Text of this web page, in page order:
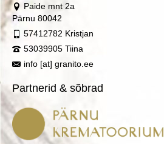
Paide mnt 2a
Pärnu 80042
57412782 Kristjan
53039905 Tiina
info [at] granito.ee
Partnerid & sõbrad